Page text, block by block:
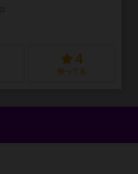
4
持ってる